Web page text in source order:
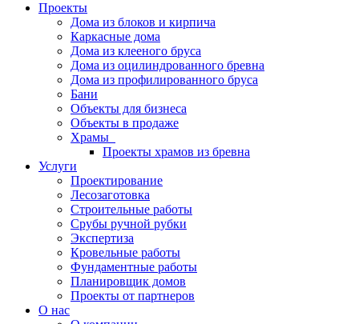
Проекты
Дома из блоков и кирпича
Каркасные дома
Дома из клееного бруса
Дома из оцилиндрованного бревна
Дома из профилированного бруса
Бани
Объекты для бизнеса
Объекты в продаже
Храмы
Проекты храмов из бревна
Услуги
Проектирование
Лесозаготовка
Строительные работы
Срубы ручной рубки
Экспертиза
Кровельные работы
Фундаментные работы
Планировщик домов
Проекты от партнеров
О нас